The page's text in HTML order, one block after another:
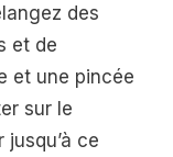
des
et de
et une pincée
sur le
ce